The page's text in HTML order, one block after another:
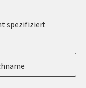
spezifiziert